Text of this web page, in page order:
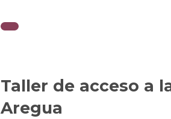
Taller de acceso a
Aregua